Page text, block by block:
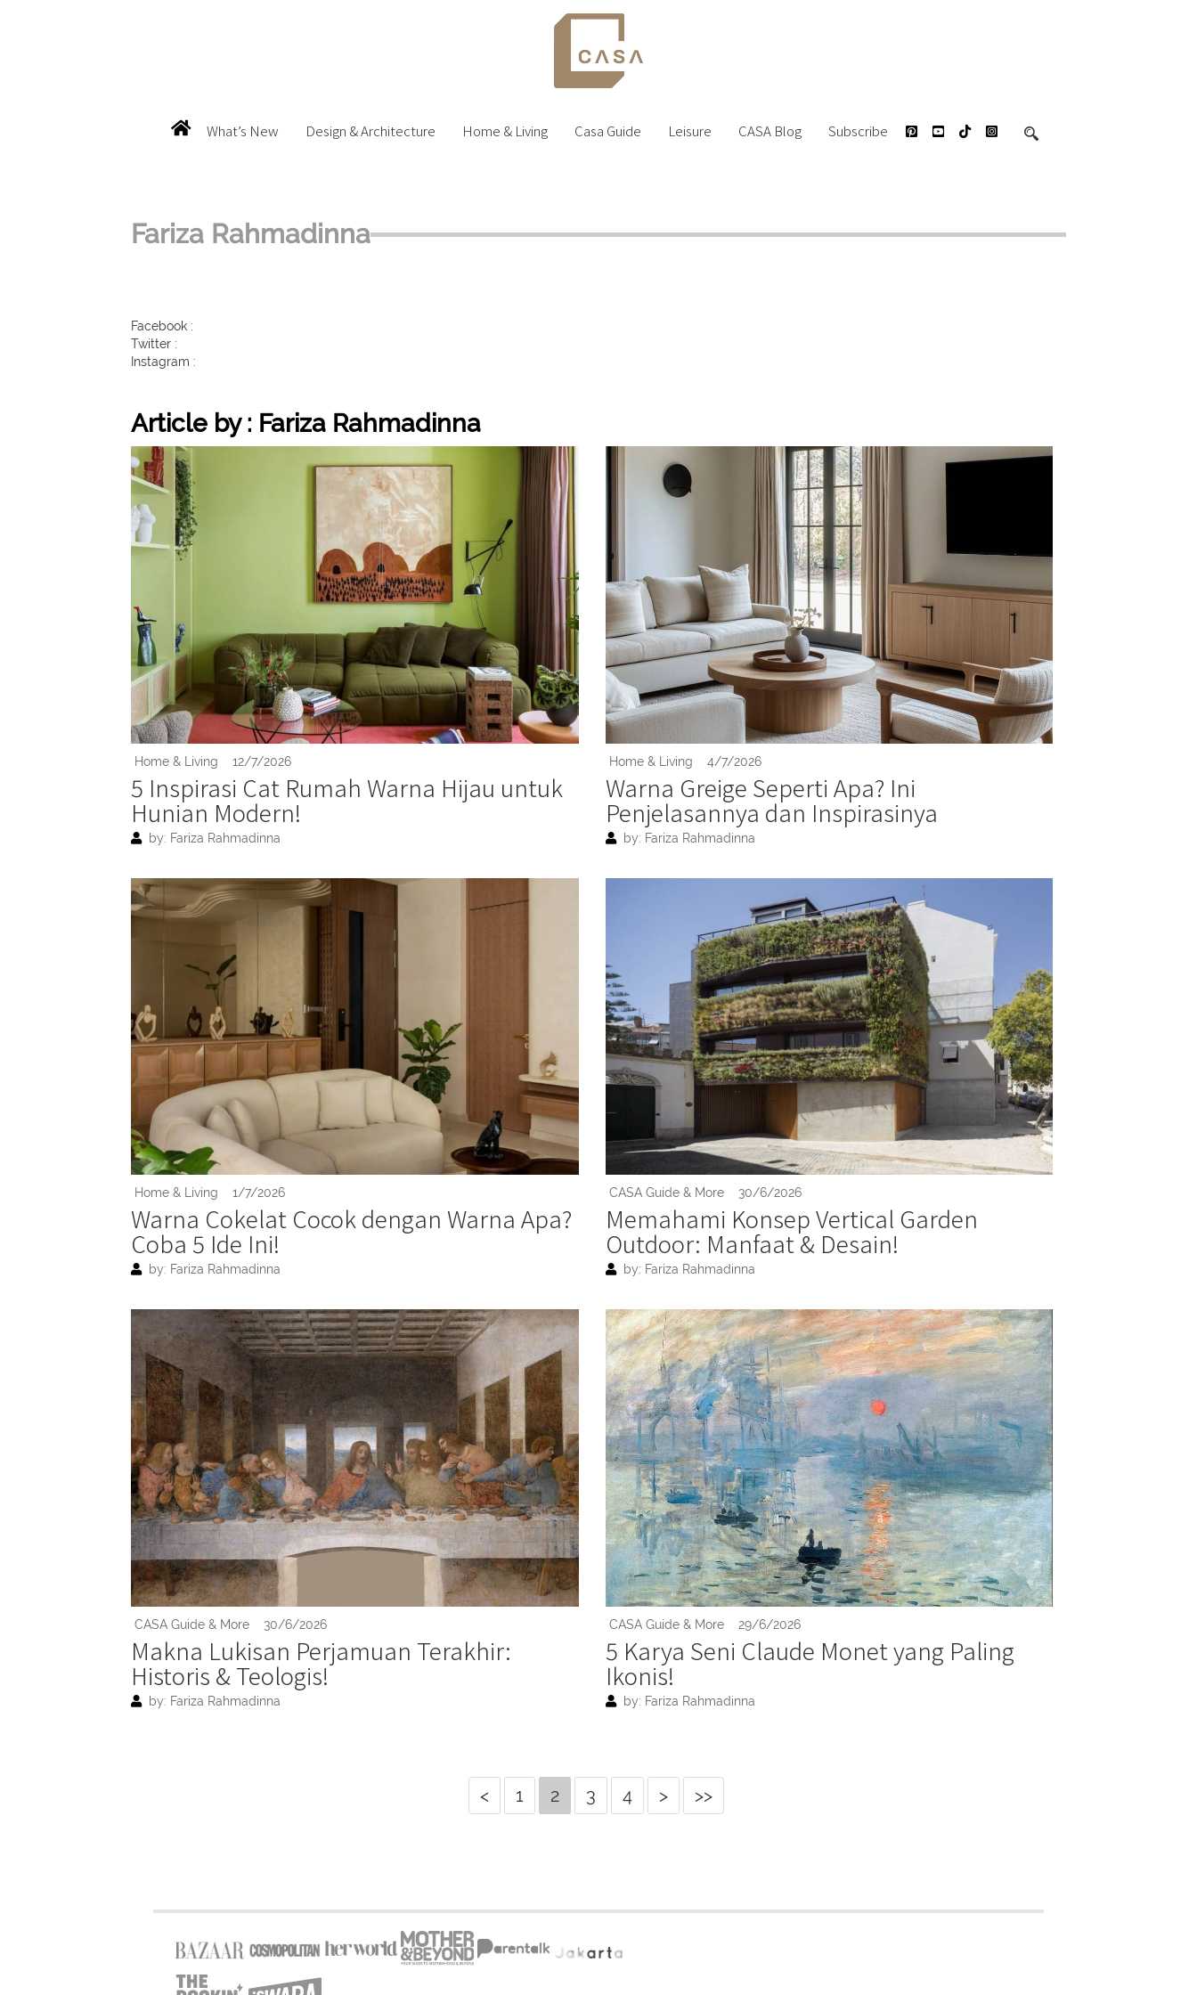
What’s New Design & Architecture Home & Living Casa Guide Leisure CASA Blog Subscribe
Fariza Rahmadinna
Facebook :
Twitter :
Instagram :
Article by : Fariza Rahmadinna
Home & Living 12/7/2026
5 Inspirasi Cat Rumah Warna Hijau untuk
Hunian Modern!
by: Fariza Rahmadinna
Home & Living 4/7/2026
Warna Greige Seperti Apa? Ini
Penjelasannya dan Inspirasinya
by: Fariza Rahmadinna
Home & Living 1/7/2026
Warna Cokelat Cocok dengan Warna Apa?
Coba 5 Ide Ini!
by: Fariza Rahmadinna
CASA Guide & More 30/6/2026
Memahami Konsep Vertical Garden
Outdoor: Manfaat & Desain!
by: Fariza Rahmadinna
CASA Guide & More 30/6/2026
Makna Lukisan Perjamuan Terakhir:
Historis & Teologis!
by: Fariza Rahmadinna
CASA Guide & More 29/6/2026
5 Karya Seni Claude Monet yang Paling
Ikonis!
by: Fariza Rahmadinna
< 1 2 3 4 > >>